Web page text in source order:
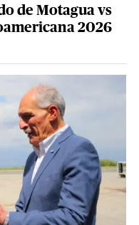
de Motagua vs
2026